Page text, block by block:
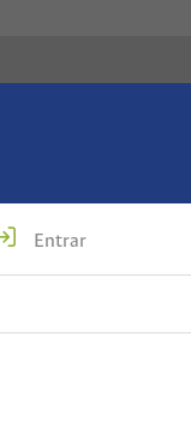
Entrar